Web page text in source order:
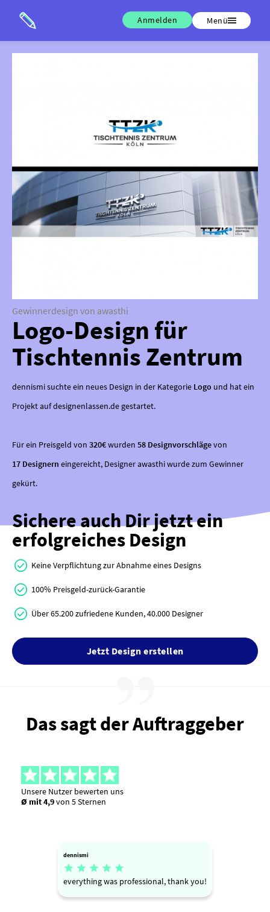
Anmelden Menü
Gewinnerdesign von awasthi
Logo-Design für
Tischtennis Zentrum
dennismi suchte ein neues Design in der Kategorie Logo und hat ein
Projekt auf designenlassen.de gestartet.
Für ein Preisgeld von 320€wurden 58 Designvorschlägevon
17 Designern eingereicht, Designer awasthi wurde zum Gewinner
gekürt.
Sichere auch Dir jetzt ein
erfolgreiches Design
Keine Verpflichtung zur Abnahme eines Designs
100% Preisgeld-zurück-Garantie
Über 65.200 zufriedene Kunden, 40.000 Designer
Jetzt Design erstellen
Das sagt der Auftraggeber
Unsere Nutzer bewerten uns
Ø mit 4,9von 5 Sternen
dennismi
    
everything was professional, thank you!